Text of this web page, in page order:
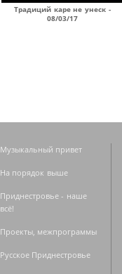
Традиций каре не унеск -
08/03/17
Музыкальный привет
На порядок выше
Приднестровье - наше
всё!
Проекты, межпрограммы
Русское Приднестровье